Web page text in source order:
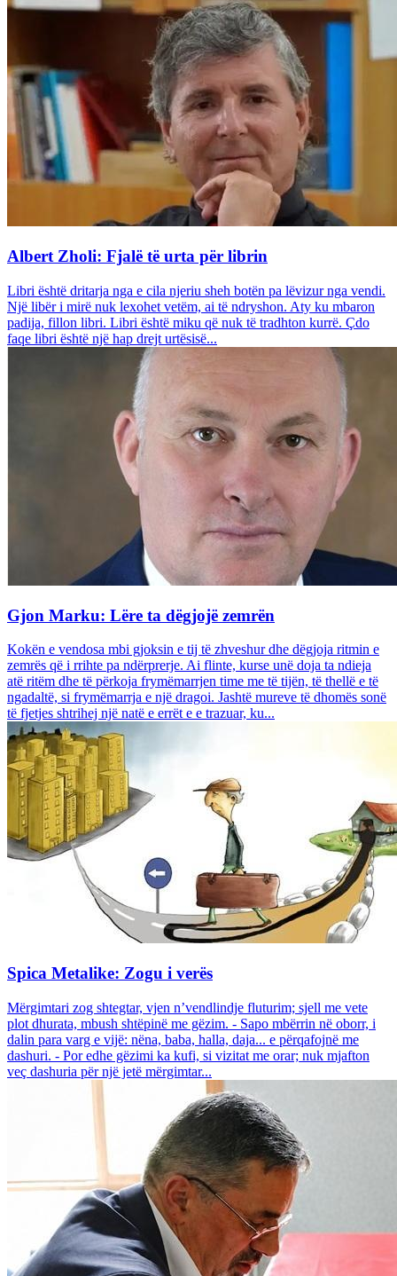
Albert Zholi: Fjalë të urta për librin
Libri është dritarja nga e cila njeriu sheh botën pa lëvizur nga vendi.
Një libër i mirë nuk lexohet vetëm, ai të ndryshon. Aty ku mbaron
padija, fillon libri. Libri është miku që nuk të tradhton kurrë. Çdo
faqe libri është një hap drejt urtësisë...
Gjon Marku: Lëre ta dëgjojë zemrën
Kokën e vendosa mbi gjoksin e tij të zhveshur dhe dëgjoja ritmin e
zemrës që i rrihte pa ndërprerje. Ai flinte, kurse unë doja ta ndieja
atë ritëm dhe të përkoja frymëmarrjen time me të tijën, të thellë e të
ngadaltë, si frymëmarrja e një dragoi. Jashtë mureve të dhomës sonë
të fjetjes shtrihej një natë e errët e e trazuar, ku...
Spica Metalike: Zogu i verës
Mërgimtari zog shtegtar, vjen n’vendlindje fluturim; sjell me vete
plot dhurata, mbush shtëpinë me gëzim. - Sapo mbërrin në oborr, i
dalin para varg e vijë: nëna, baba, halla, daja... e përqafojnë me
dashuri. - Por edhe gëzimi ka kufi, si vizitat me orar; nuk mjafton
veç dashuria për një jetë mërgimtar...